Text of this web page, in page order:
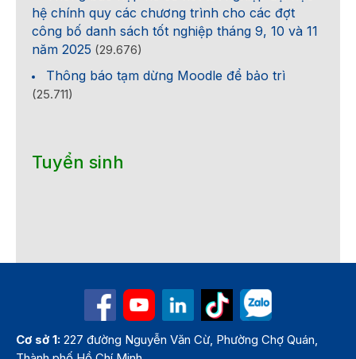
hệ chính quy các chương trình cho các đợt
công bố danh sách tốt nghiệp tháng 9, 10 và 11
năm 2025 (29.676)
Thông báo tạm dừng Moodle để bảo trì
(25.711)
Tuyển sinh
Cơ sở 1: 227 đường Nguyễn Văn Cừ, Phường Chợ Quán,